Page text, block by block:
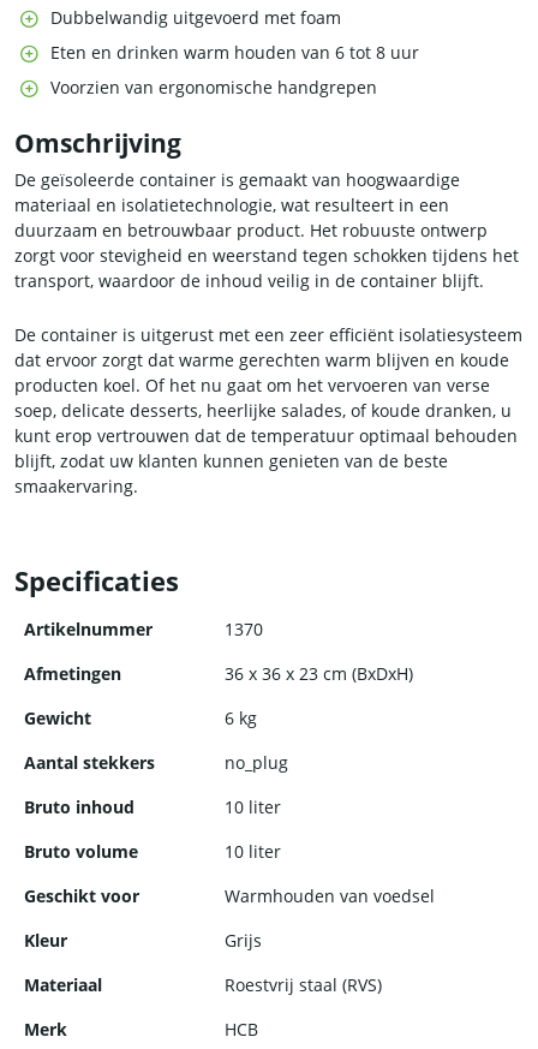
Dubbelwandig uitgevoerd met foam
Eten en drinken warm houden van 6 tot 8 uur
Voorzien van ergonomische handgrepen
Omschrijving
De geïsoleerde container is gemaakt van hoogwaardige
materiaal en isolatietechnologie, wat resulteert in een
duurzaam en betrouwbaar product. Het robuuste ontwerp
zorgt voor stevigheid en weerstand tegen schokken tijdens het
transport, waardoor de inhoud veilig in de container blijft.
De container is uitgerust met een zeer efficiënt isolatiesysteem
dat ervoor zorgt dat warme gerechten warm blijven en koude
producten koel. Of het nu gaat om het vervoeren van verse
soep, delicate desserts, heerlijke salades, of koude dranken, u
kunt erop vertrouwen dat de temperatuur optimaal behouden
blijft, zodat uw klanten kunnen genieten van de beste
smaakervaring.
gebruiksgemak. Het beschikt over stevige handgrepen en een
ergonomisch ontwerp, waardoor het gemakkelijk te dragen is,
formaat ervoor dat de container perfect past in de meeste
horecavoertuigen.
Specificaties
Artikelnummer
1370
Afmetingen
36 x 36 x 23 cm (BxDxH)
Gewicht
6 kg
Aantal stekkers
no_plug
Bruto inhoud
10 liter
Bruto volume
10 liter
Geschikt voor
Warmhouden van voedsel
Kleur
Grijs
Materiaal
Roestvrij staal (RVS)
Merk
HCB